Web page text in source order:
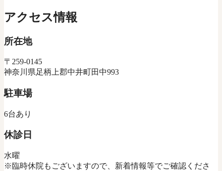
アクセス情報
所在地
〒259-0145
神奈川県足柄上郡中井町田中993
駐車場
6台あり
休診日
水曜
※臨時休院もございますので、新着情報等でご確認くださ